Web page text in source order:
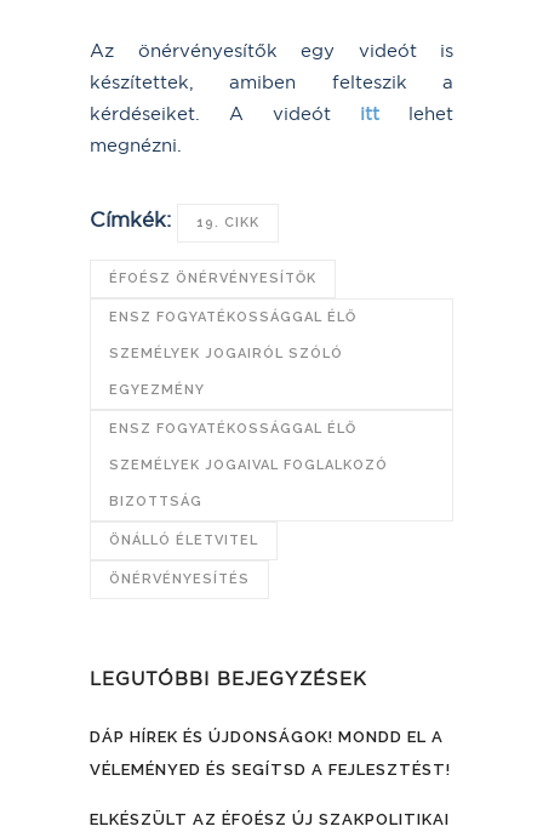
Az önérvényesítők egy videót is
készítettek, amiben felteszik a
kérdéseiket. A videót itt lehet
megnézni.
Címkék: 19. CIKK
ÉFOÉSZ ÖNÉRVÉNYESÍTŐK
ENSZ FOGYATÉKOSSÁGGAL ÉLŐ
SZEMÉLYEK JOGAIRÓL SZÓLÓ
EGYEZMÉNY
ENSZ FOGYATÉKOSSÁGGAL ÉLŐ
SZEMÉLYEK JOGAIVAL FOGLALKOZÓ
BIZOTTSÁG
ÖNÁLLÓ ÉLETVITEL
ÖNÉRVÉNYESÍTÉS
LEGUTÓBBI BEJEGYZÉSEK
DÁP HÍREK ÉS ÚJDONSÁGOK! MONDD EL A
VÉLEMÉNYED ÉS SEGÍTSD A FEJLESZTÉST!
ELKÉSZÜLT AZ ÉFOÉSZ ÚJ SZAKPOLITIKAI